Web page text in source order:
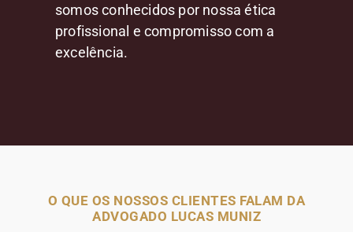
somos conhecidos por nossa ética
profissional e compromisso com a
excelência.
O QUE OS NOSSOS CLIENTES FALAM DA
ADVOGADO LUCAS MUNIZ